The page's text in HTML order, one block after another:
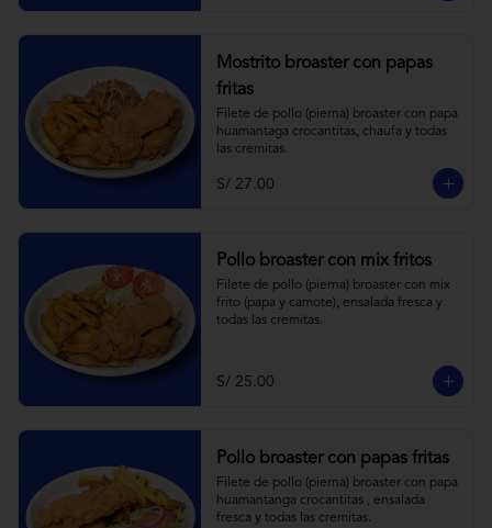
Mostrito broaster con papas
fritas
Filete de pollo (pierna) broaster con papa
huamantaga crocantitas, chaufa y todas
las cremitas.
S/ 27.00
Pollo broaster con mix fritos
Filete de pollo (pierna) broaster con mix
frito (papa y camote), ensalada fresca y
todas las cremitas.
S/ 25.00
Pollo broaster con papas fritas
Filete de pollo (pierna) broaster con papa
huamantanga crocantitas , ensalada
fresca y todas las cremitas.